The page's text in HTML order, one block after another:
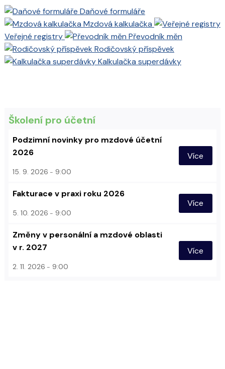
Daňové formuláře
Mzdová kalkulačka
Veřejné registry
Převodník měn
Rodičovský příspěvek
Kalkulačka superdávky
Školení pro účetní
Podzimní novinky pro mzdové účetní
2026
15. 9. 2026 9:00
Více
Fakturace v praxi roku 2026
5. 10. 2026 9:00
Více
Změny v personální a mzdové oblasti
v r. 2027
2. 11. 2026 9:00
Více